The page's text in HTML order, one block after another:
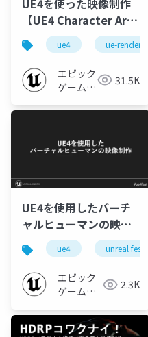
【UE4 Character Art
Dive Online】
ue4 ue-rendering
エピック
ゲームズ
31.5K
UE4を使用したバーチ
ャルヒューマンの映像
制作 【UNREAL FEST
EXTREME 2021
SUMMER】
ue4 unreal fest
エピック
ゲームズ
2.3K